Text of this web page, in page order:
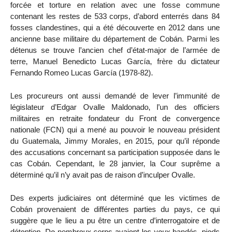
forcée et torture en relation avec une fosse commune
contenant les restes de 533 corps, d’abord enterrés dans 84
fosses clandestines, qui a été découverte en 2012 dans une
ancienne base militaire du département de Cobán. Parmi les
détenus se trouve l’ancien chef d’état-major de l’armée de
terre, Manuel Benedicto Lucas García, frère du dictateur
Fernando Romeo Lucas García (1978-82).
Les procureurs ont aussi demandé de lever l’immunité de
législateur d’Edgar Ovalle Maldonado, l’un des officiers
militaires en retraite fondateur du Front de convergence
nationale (FCN) qui a mené au pouvoir le nouveau président
du Guatemala, Jimmy Morales, en 2015, pour qu’il réponde
des accusations concernant sa participation supposée dans le
cas Cobán. Cependant, le 28 janvier, la Cour suprême a
déterminé qu’il n’y avait pas de raison d’inculper Ovalle.
Des experts judiciaires ont déterminé que les victimes de
Cobán provenaient de différentes parties du pays, ce qui
suggère que le lieu a pu être un centre d’interrogatoire et de